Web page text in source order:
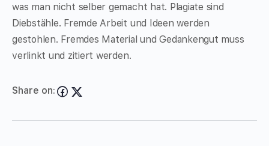
was man nicht selber gemacht hat. Plagiate sind
Diebstähle. Fremde Arbeit und Ideen werden
gestohlen. Fremdes Material und Gedankengut muss
verlinkt und zitiert werden.
Share on: